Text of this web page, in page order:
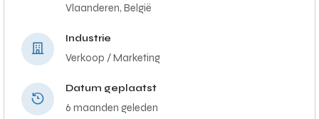
Vlaanderen, België
Industrie
Verkoop / Marketing
Datum geplaatst
6 maanden geleden